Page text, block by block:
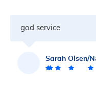
god service
Sarah Olsen/